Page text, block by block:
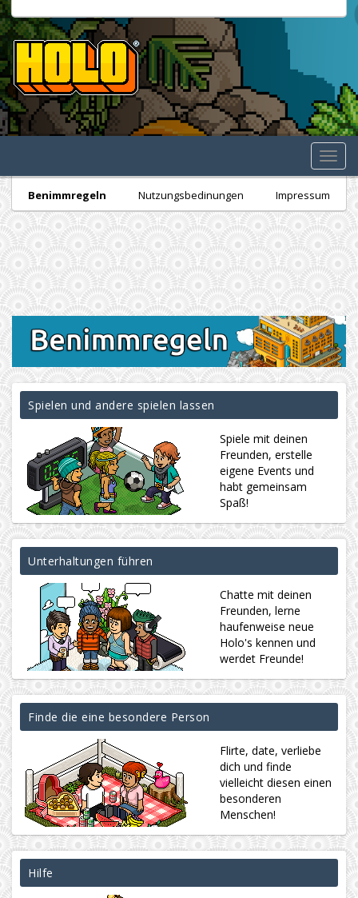
Benimmregeln Nutzungsbedinungen Impressum
Spielen und andere spielen lassen
Spiele mit deinen
Freunden, erstelle
eigene Events und
habt gemeinsam
Spaß!
Unterhaltungen führen
Chatte mit deinen
Freunden, lerne
haufenweise neue
Holo's kennen und
werdet Freunde!
Finde die eine besondere Person
Flirte, date, verliebe
dich und finde
vielleicht diesen einen
besonderen
Menschen!
Hilfe